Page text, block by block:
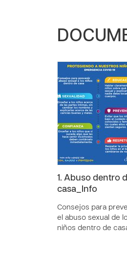
1. Abuso dentro
casa_Info
Consejos para
el abuso sexual de
niños dentro de